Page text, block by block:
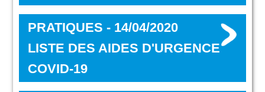
PRATIQUES - 14/04/2020
LISTE DES AIDES D'URGENCE
COVID-19